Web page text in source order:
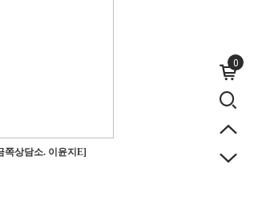
0
쪽상담소. 이윤지E]